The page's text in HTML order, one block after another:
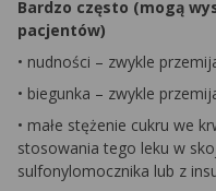
Bardzo często (mogą
pacjentów)
• nudności – zwykle
• biegunka – zwykle
• małe stężenie cukru we
stosowania tego leku w
sulfonylomocznika lub z